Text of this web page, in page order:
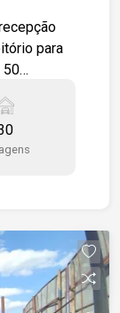
para
50
2 salas
vestiário
social.